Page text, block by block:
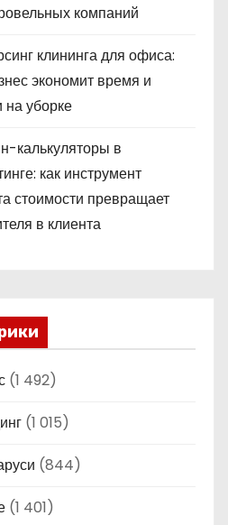
компаний
клининга для офиса:
экономит время и
на уборке
калькуляторы в
как инструмент
стоимости превращает
в клиента
(1 492)
(1 015)
(844)
(1 401)